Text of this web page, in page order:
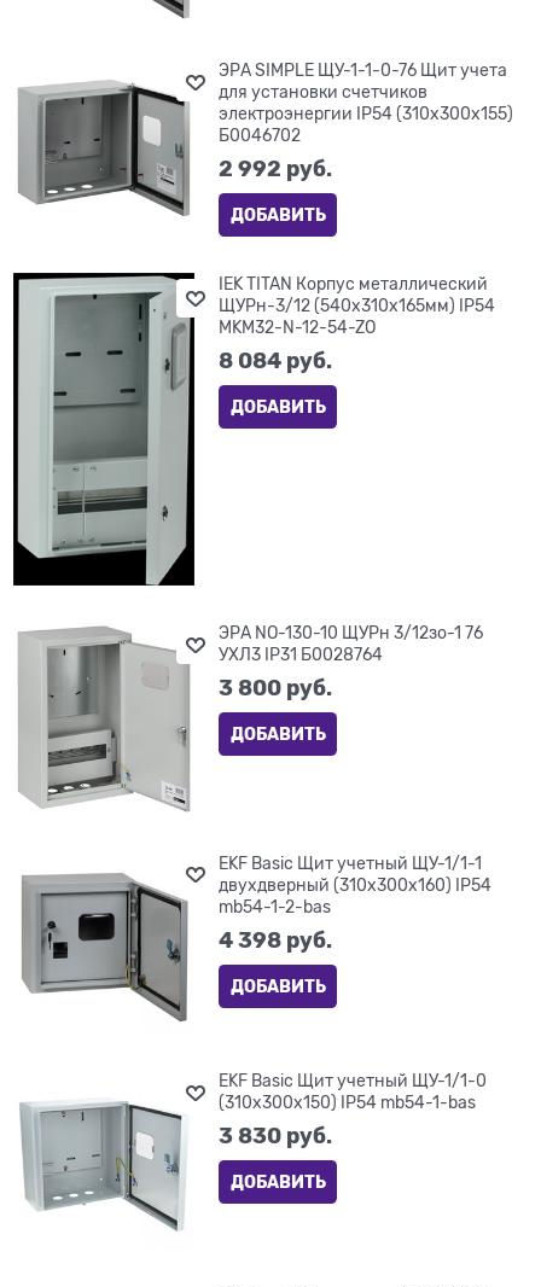
ЭРА SIMPLE ЩУ-1-1-0-76 Щит учета
для установки счетчиков
электроэнергии IP54 (310x300x155)
Б0046702
2 992 руб.
ДОБАВИТЬ
IEK TITAN Корпус металлический
ЩУРн-3/12 (540х310х165мм) IP54
MKM32-N-12-54-ZO
8 084 руб.
ДОБАВИТЬ
ЭРА NO-130-10 ЩУРн 3/12зо-1 76
УХЛ3 IP31 Б0028764
3 800 руб.
ДОБАВИТЬ
EKF Basic Щит учетный ЩУ-1/1-1
двухдверный (310х300х160) IP54
mb54-1-2-bas
4 398 руб.
ДОБАВИТЬ
EKF Basic Щит учетный ЩУ-1/1-0
(310х300х150) IP54 mb54-1-bas
3 830 руб.
ДОБАВИТЬ